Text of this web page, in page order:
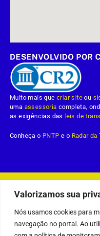
Valorizamos sua
Nós usamos cookies para
navegação no portal. Ao
DESENVOLVIDO POR
Muito mais quecriar site ou
uma assessoria completa,
as exigências das leis de
Conheça o PNTP e o Radar
Todos os direitos reservados a
Mapa do Site Acessar Área